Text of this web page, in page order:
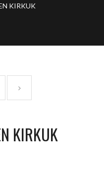
KIRKUK
KIRKUK